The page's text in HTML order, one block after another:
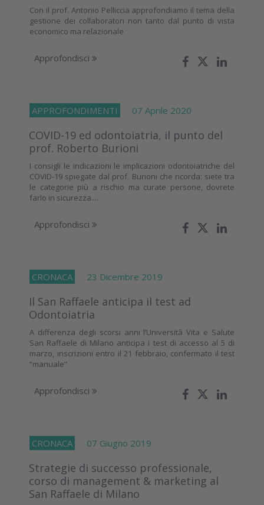
Con il prof. Antonio Pelliccia approfondiamo il tema della
gestione dei collaboratori non tanto dal punto di vista
economico ma relazionale
Approfondisci
APPROFONDIMENTI 07 Aprile 2020
COVID-19 ed odontoiatria, il punto del
prof. Roberto Burioni
I consigli le indicazioni le implicazioni odontoiatriche del
COVID-19 spiegate dal prof. Burioni che ricorda: siete tra
le categorie più a rischio ma curate persone, dovrete
farlo in sicurezza....
Approfondisci
CRONACA 23 Dicembre 2019
Il San Raffaele anticipa il test ad
Odontoiatria
A differenza degli scorsi anni l’Università Vita e Salute
San Raffaele di Milano anticipa i test di accesso al 5 di
marzo, inscrizioni entro il 21 febbraio, confermato il test
“manuale”
Approfondisci
CRONACA 07 Giugno 2019
Strategie di successo professionale,
corso di management & marketing al
San Raffaele di Milano